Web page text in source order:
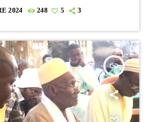
2024 248 5 3
insert_link